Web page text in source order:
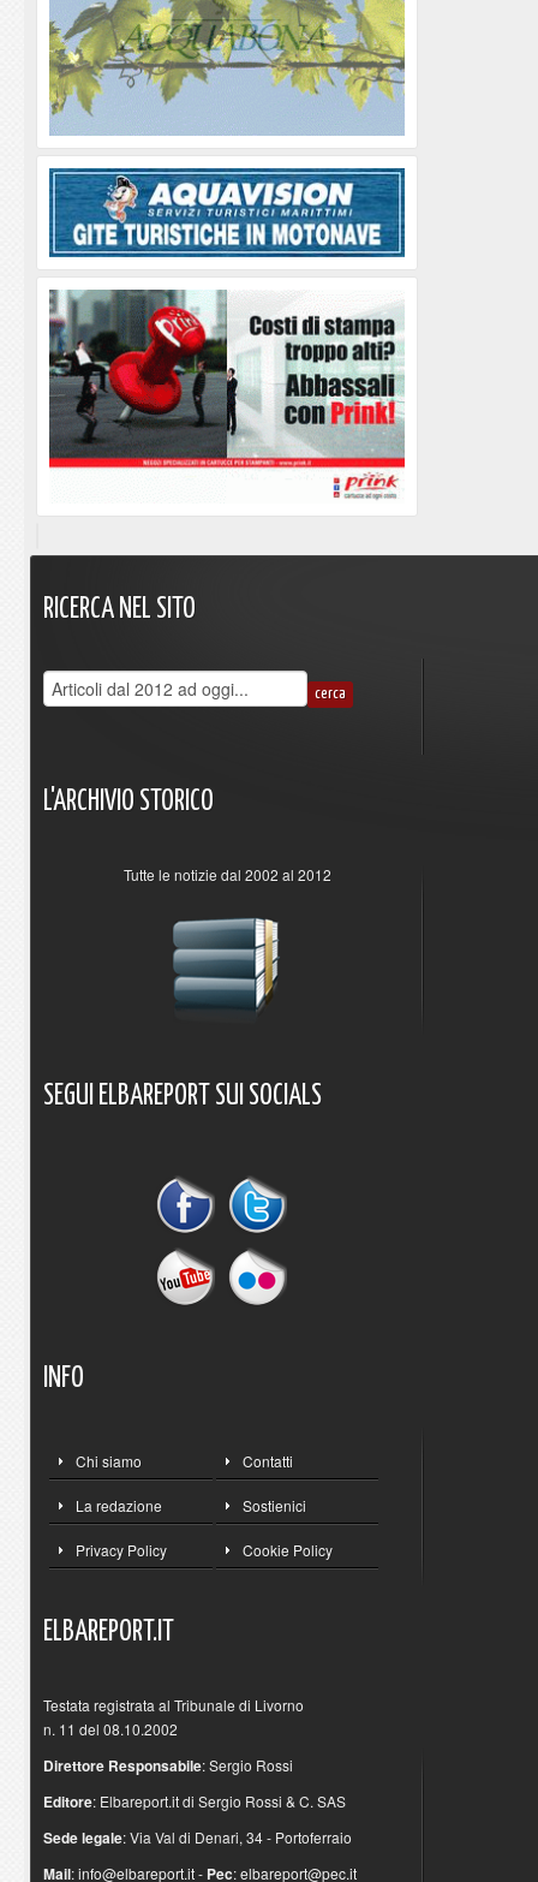
RICERCA NEL SITO
L'ARCHIVIO STORICO
Tutte le notizie dal 2002 al 2012
SEGUI ELBAREPORT SUI SOCIALS
INFO
Chi siamo Contatti
La redazione Sostienici
Privacy Policy Cookie Policy
ELBAREPORT.IT
Testata registrata al Tribunale di Livorno
n. 11 del 08.10.2002
Direttore Responsabile: Sergio Rossi
Editore: Elbareport.it di Sergio Rossi & C. SAS
Sede legale: Via Val di Denari, 34 - Portoferraio
Mail:info@elbareport.it- Pec:elbareport@pec.it